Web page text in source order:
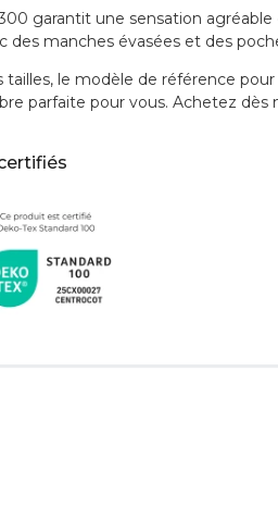
garantit une sensation
des manches évasées et des
tailles, le modèle de référence
parfaite pour vous. Achetez